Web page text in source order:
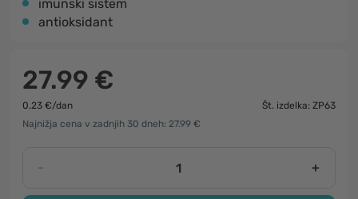
imunski sistem
antioksidant
27.99 €
0.23 €/dan
Št. izdelka: ZP63
Najnižja cena v zadnjih 30 dneh: 27.99 €
- +